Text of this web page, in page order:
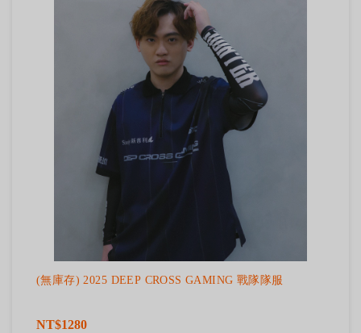
(無庫存) 2025 DEEP CROSS GAMING 戰隊隊服
NT$1280